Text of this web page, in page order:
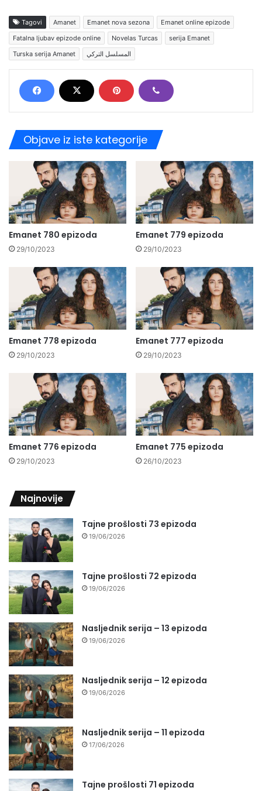
Tagovi Amanet Emanet nova sezona
Emanet online epizode
Fatalna ljubav epizode online
Novelas Turcas
serija Emanet
Turska serija Amanet
المسلسل التركي
Objave iz iste kategorije
Emanet 780 epizoda
29/10/2023
Emanet 779 epizoda
29/10/2023
Emanet 778 epizoda
29/10/2023
Emanet 777 epizoda
29/10/2023
Emanet 776 epizoda
29/10/2023
Emanet 775 epizoda
26/10/2023
Najnovije
Tajne prošlosti 73 epizoda
19/06/2026
Tajne prošlosti 72 epizoda
19/06/2026
Nasljednik serija – 13 epizoda
19/06/2026
Nasljednik serija – 12 epizoda
19/06/2026
Nasljednik serija – 11 epizoda
17/06/2026
Tajne prošlosti 71 epizoda